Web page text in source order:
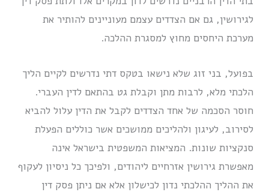
לגירושין, גם אם הצדדים עצמם מעוניינים להותיר את
מערכת היחסים מחוץ למסגרת ההלכה.
בפועל, בני זוג שלא נישאו בטקס דתי נדרשים לקיים הליך
הלכתי מלא, לרבות מתן וקבלת גט בהתאם לדין העברי.
חוסר הסכמה של אחד הצדדים לקבל את הדין עלול להביא
לסירוב, לעיגון ולהליכים ממושכים אשר כוללים הפעלת
סנקציות שונות. המציאות המשפטית בישראל אינה
מאפשרת גירושין אזרחיים ליהודים, ולפיכך כל ניסיון לעקוף
את ההליך ההלכתי נדון לכישלון אלא אם ניתן פסק דין